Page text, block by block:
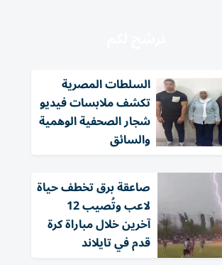
السلطات المصرية
تكشف ملابسات فيديو
شجار الصحفية الوهمية
والسائق
صاعقة برق تخطف حياة
لاعب وتُصيب 12
آخرين خلال مباراة كرة
قدم في تايلاند